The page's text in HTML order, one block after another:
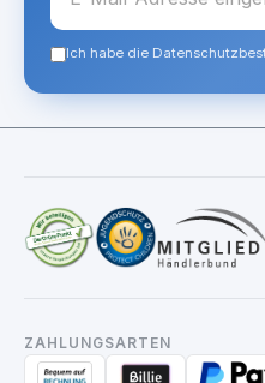
Ich habe die
ZAHLUNGSARTEN